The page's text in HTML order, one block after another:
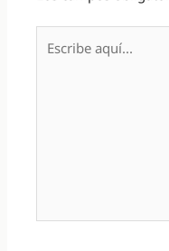
aquí...